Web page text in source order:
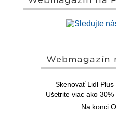
Webmagazín
Skenovať Lidl Plus
Ušetrite viac ako 30%
Na konci